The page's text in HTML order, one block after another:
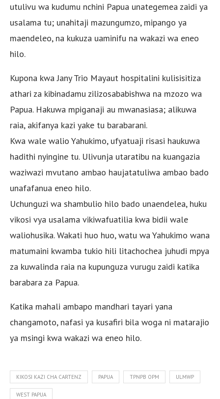
utulivu wa kudumu nchini Papua unategemea zaidi ya
usalama tu; unahitaji mazungumzo, mipango ya
maendeleo, na kukuza uaminifu na wakazi wa eneo
hilo.
Kupona kwa Jany Trio Mayaut hospitalini kulisisitiza
athari za kibinadamu zilizosababishwa na mzozo wa
Papua. Hakuwa mpiganaji au mwanasiasa; alikuwa
raia, akifanya kazi yake tu barabarani.
Kwa wale walio Yahukimo, ufyatuaji risasi haukuwa
hadithi nyingine tu. Ulivunja utaratibu na kuangazia
waziwazi mvutano ambao haujatatuliwa ambao bado
unafafanua eneo hilo.
Uchunguzi wa shambulio hilo bado unaendelea, huku
vikosi vya usalama vikiwafuatilia kwa bidii wale
waliohusika. Wakati huo huo, watu wa Yahukimo wana
matumaini kwamba tukio hili litachochea juhudi mpya
za kuwalinda raia na kupunguza vurugu zaidi katika
barabara za Papua.
Katika mahali ambapo mandhari tayari yana
changamoto, nafasi ya kusafiri bila woga ni matarajio
ya msingi kwa wakazi wa eneo hilo.
KIKOSI KAZI CHA CARTENZ PAPUA TPNPB OPM ULMWP
WEST PAPUA